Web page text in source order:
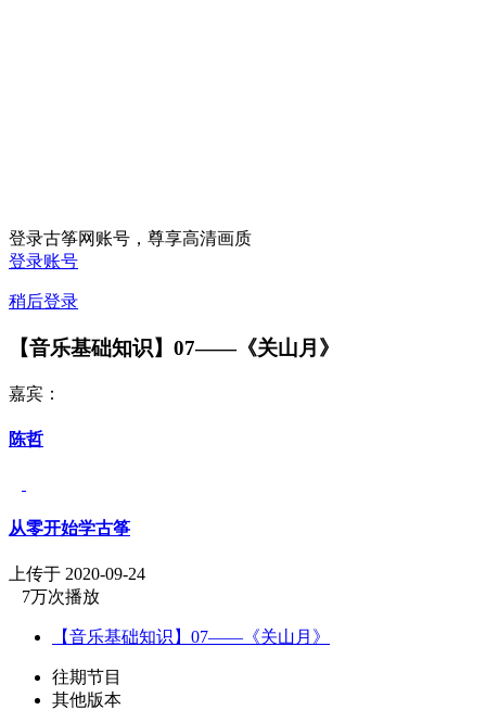
登录古筝网账号，尊享高清画质
登录账号
稍后登录
【音乐基础知识】07——《关山月》
嘉宾：
陈哲
从零开始学古筝
上传于 2020-09-24
7万次播放
【音乐基础知识】07——《关山月》
往期节目
其他版本